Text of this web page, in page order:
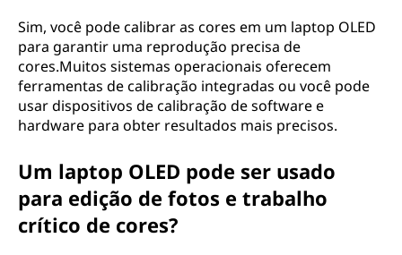
Sim, você pode calibrar as cores em um laptop OLED
para garantir uma reprodução precisa de
cores.Muitos sistemas operacionais oferecem
ferramentas de calibração integradas ou você pode
usar dispositivos de calibração de software e
hardware para obter resultados mais precisos.
Um laptop OLED pode ser usado
para edição de fotos e trabalho
crítico de cores?